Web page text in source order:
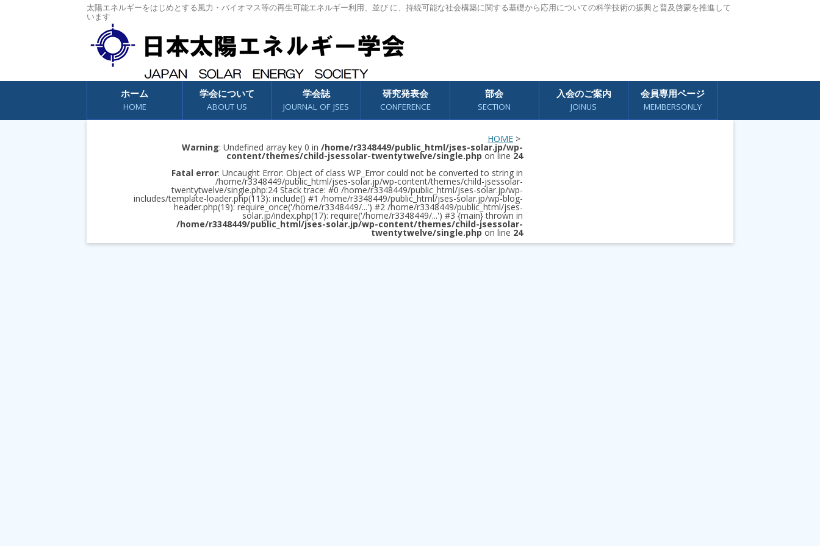
太陽エネルギーをはじめとする風力・バイオマス等の再生可能エネルギー利用、並び に、持続可能な社会構築に関する基礎から応用についての科学技術の振興と普及啓蒙を推進して
います
コンテンツへスキップ
ホーム
HOME
学会について
ABOUT US
学会誌
JOURNAL OF JSES
研究発表会
CONFERENCE
部会
SECTION
入会のご案内
JOINUS
会員専用ページ
MEMBERSONLY
HOME >
Warning: Undefined array key 0 in /home/r3348449/public_html/jses-solar.jp/wp-
content/themes/child-jsessolar-twentytwelve/single.php on line 24
Fatal error: Uncaught Error: Object of class WP_Error could not be converted to string in
/home/r3348449/public_html/jses-solar.jp/wp-content/themes/child-jsessolar-
twentytwelve/single.php:24 Stack trace: #0 /home/r3348449/public_html/jses-solar.jp/wp-
includes/template-loader.php(113): include() #1 /home/r3348449/public_html/jses-solar.jp/wp-blog-
header.php(19): require_once('/home/r3348449/...') #2 /home/r3348449/public_html/jses-
solar.jp/index.php(17): require('/home/r3348449/...') #3 {main} thrown in
/home/r3348449/public_html/jses-solar.jp/wp-content/themes/child-jsessolar-
twentytwelve/single.php on line 24